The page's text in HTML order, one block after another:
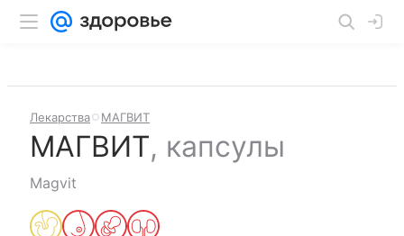
Лекарства МАГВИТ
МАГВИТ, капсулы
Magvit